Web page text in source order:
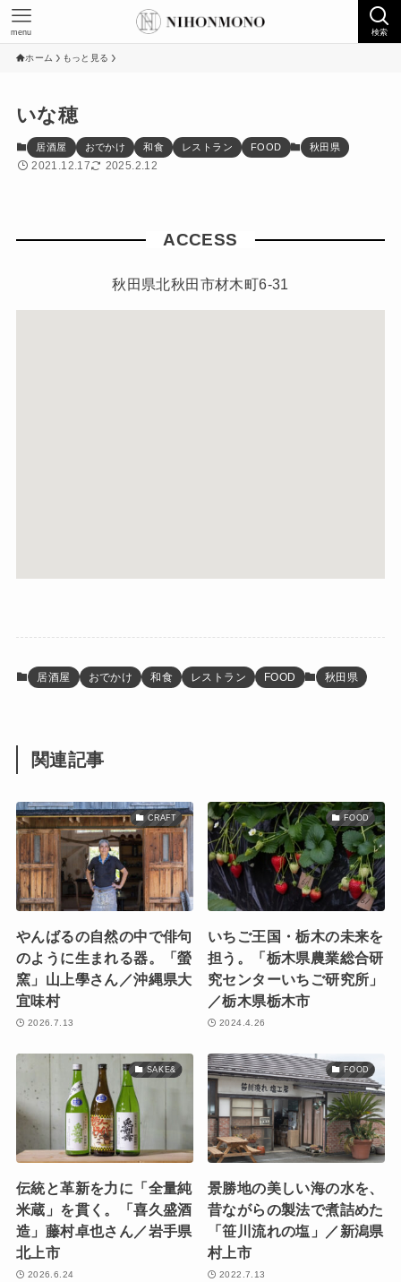
検索
menu
ホーム もっと見る
いな穂
居酒屋 おでかけ 和食 レストラン FOOD 秋田県
2021.12.17 2025.2.12
ACCESS
秋田県北秋田市材木町6-31
居酒屋 おでかけ 和食 レストラン FOOD 秋田県
関連記事
CRAFT
やんばるの自然の中で俳句
のように生まれる器。「螢
窯」山上學さん／沖縄県大
宜味村
2026.7.13
FOOD
いちご王国・栃木の未来を
担う。「栃木県農業総合研
究センターいちご研究所」
／栃木県栃木市
2024.4.26
SAKE&
伝統と革新を力に「全量純
米蔵」を貫く。「喜久盛酒
造」藤村卓也さん／岩手県
北上市
2026.6.24
FOOD
景勝地の美しい海の水を、
昔ながらの製法で煮詰めた
「笹川流れの塩」／新潟県
村上市
2022.7.13